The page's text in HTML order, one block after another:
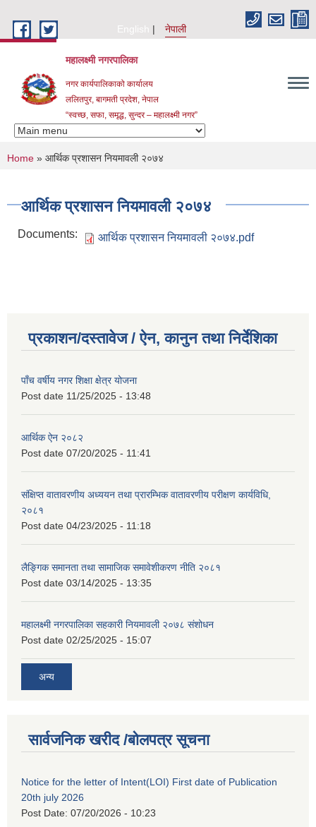
English
नेपाली
महालक्ष्मी नगरपालिका
नगर कार्यपालिकाको कार्यालय
ललितपुर, बागमती प्रदेश, नेपाल
“स्वच्छ, सफा, समृद्ध, सुन्दर – महालक्ष्मी नगर”
You are here
Home » आर्थिक प्रशासन नियमावली २०७४
आर्थिक प्रशासन नियमावली २०७४
Documents: आर्थिक प्रशासन नियमावली २०७४.pdf
प्रकाशन/दस्तावेज / ऐन, कानुन तथा निर्देशिका
पाँच वर्षीय नगर शिक्षा क्षेत्र योजना
Post date 11/25/2025 - 13:48
आर्थिक ऐन २०८२
Post date 07/20/2025 - 11:41
संक्षिप्त वातावरणीय अध्ययन तथा प्रारम्भिक वातावरणीय परीक्षण कार्यविधि,
२०८१
Post date 04/23/2025 - 11:18
लैङ्गिक समानता तथा सामाजिक समावेशीकरण नीति २०८१
Post date 03/14/2025 - 13:35
महालक्ष्मी नगरपालिका सहकारी नियमावली २०७८ संशोधन
Post date 02/25/2025 - 15:07
अन्य
सार्वजनिक खरीद /बोलपत्र सूचना
Notice for the letter of Intent(LOI) First date of Publication
20th july 2026
Post Date: 07/20/2026 - 10:23